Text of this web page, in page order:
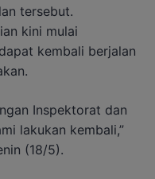
tersebut.
kini mulai
kembali berjalan
Inspektorat dan
lakukan kembali,”
(18/5).